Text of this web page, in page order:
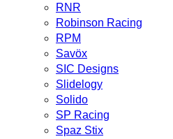
RNR
Robinson Racing
RPM
Savöx
SIC Designs
Slidelogy
Solido
SP Racing
Spaz Stix